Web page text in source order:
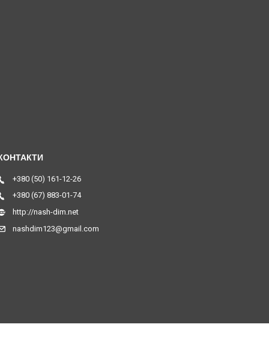
+380 (50) 161-12-26
+380 (67) 883-01-74
http://nash-dim.net
nashdim123@gmail.com